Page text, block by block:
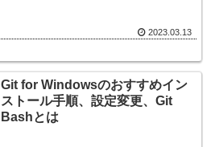
2023.03.13
Git for Windowsのおすすめイン
ストール手順、設定変更、Git
Bashとは